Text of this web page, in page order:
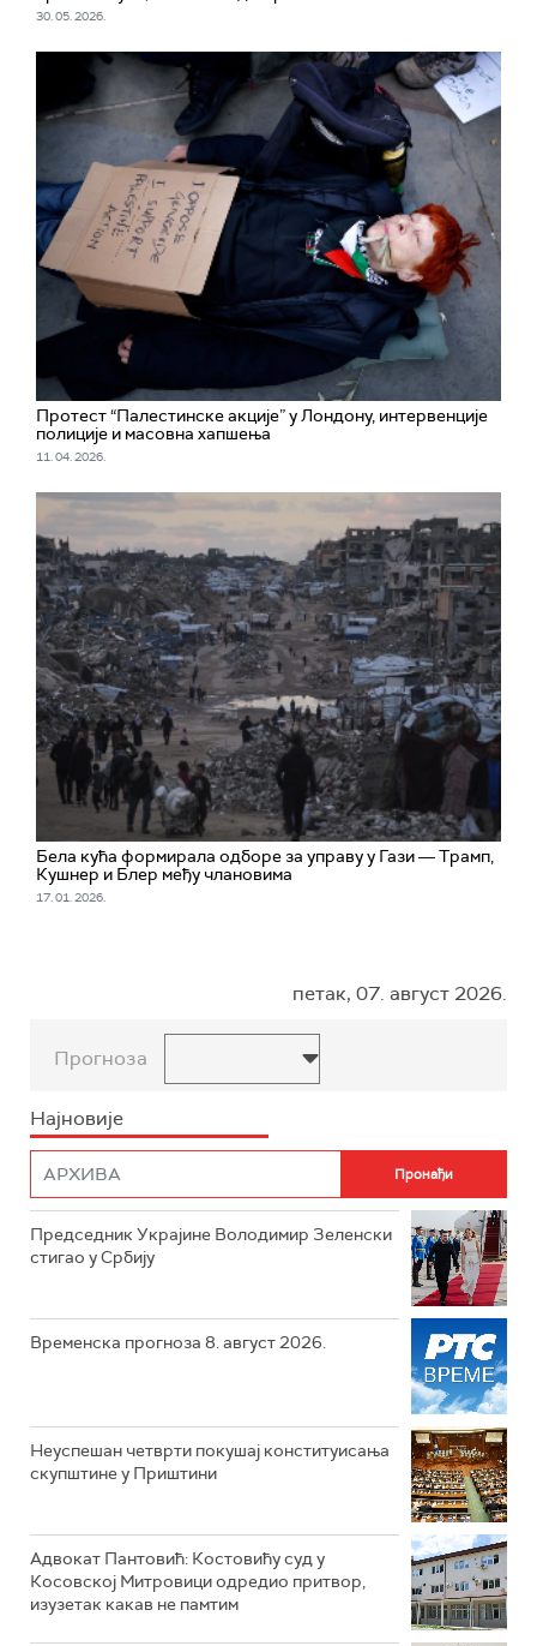
30. 05. 2026.
Протест “Палестинске акције” у Лондону, интервенције
полиције и масовна хапшења
11. 04. 2026.
Бела кућа формирала одборе за управу у Гази ― Трамп,
Кушнер и Блер међу члановима
17. 01. 2026.
петак, 07. август 2026.
Прогноза
Најновије
Председник Украјине Володимир Зеленски
стигао у Србију
Временска прогноза 8. август 2026.
Неуспешан четврти покушај конституисања
скупштине у Приштини
Адвокат Пантовић: Костовићу суд у
Косовској Митровици одредио притвор,
изузетак какав не памтим